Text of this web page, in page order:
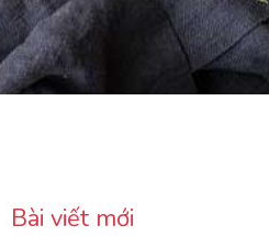
Bài viết mới